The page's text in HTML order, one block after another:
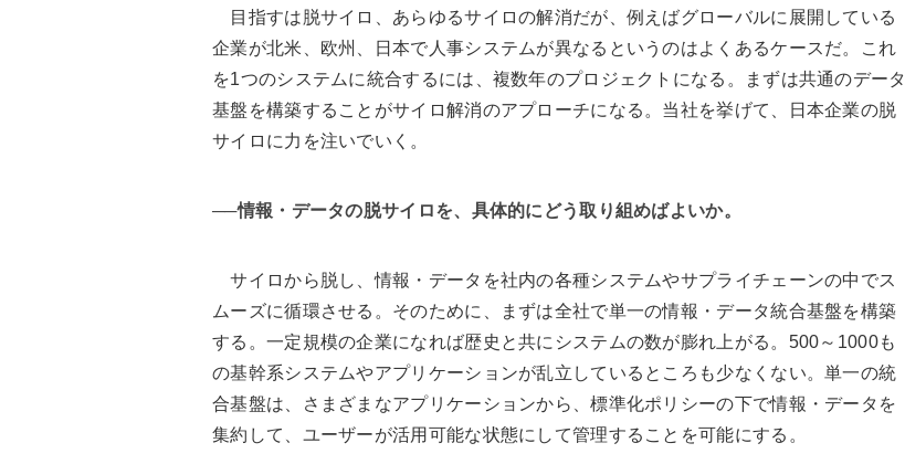
目指すは脱サイロ、あらゆるサイロの解消だが、例えばグローバルに展開している
企業が北米、欧州、日本で人事システムが異なるというのはよくあるケースだ。これ
を1つのシステムに統合するには、複数年のプロジェクトになる。まずは共通のデータ
基盤を構築することがサイロ解消のアプローチになる。当社を挙げて、日本企業の脱
サイロに力を注いでいく。
──情報・データの脱サイロを、具体的にどう取り組めばよいか。
サイロから脱し、情報・データを社内の各種システムやサプライチェーンの中でス
ムーズに循環させる。そのために、まずは全社で単一の情報・データ統合基盤を構築
する。一定規模の企業になれば歴史と共にシステムの数が膨れ上がる。500～1000も
の基幹系システムやアプリケーションが乱立しているところも少なくない。単一の統
合基盤は、さまざまなアプリケーションから、標準化ポリシーの下で情報・データを
集約して、ユーザーが活用可能な状態にして管理することを可能にする。